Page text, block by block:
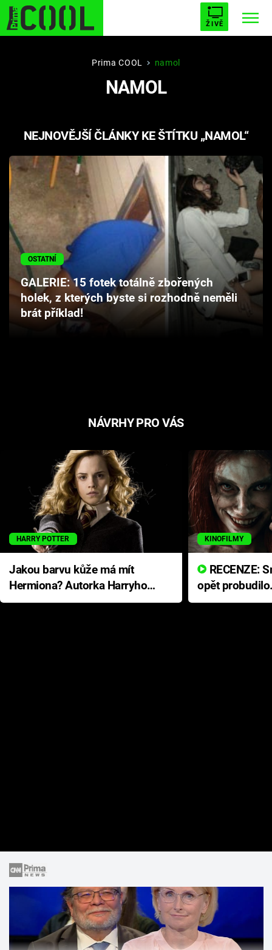
ŽIVĚ
STARHOUSE BUFFY, PŘEMOŽITELKA UPÍRŮ
PLNEJ KOTEL AVENGERS 5
Témata
Filmy
Seriály
Hry
Cool Esport
Pořady
Prima COOL namol
NAMOL
NEJNOVĚJŠÍ ČLÁNKY KE ŠTÍTKU „NAMOL“
OSTATNÍ
GALERIE: 15 fotek totálně zbořených
holek, z kterých byste si rozhodně neměli
brát příklad!
NÁVRHY PRO VÁS
HARRY POTTER
Jakou barvu kůže má mít
Hermiona? Autorka Harryho
Pottera přišla s ráznou
KINOFILMY
opět
přichází s